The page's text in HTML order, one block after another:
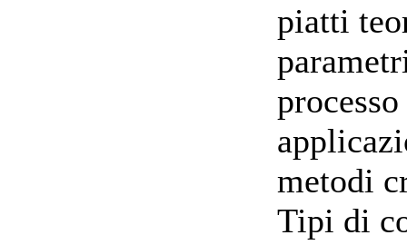
piatti
metodi
Tipi di